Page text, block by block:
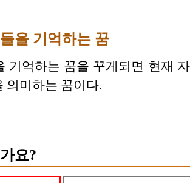
을 기억하는 꿈
기억하는 꿈을 꾸게되면 현재
의미하는 꿈이다.
요?